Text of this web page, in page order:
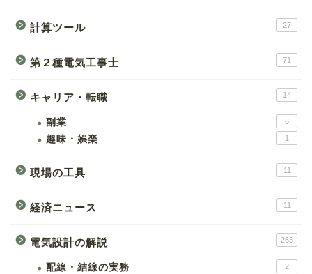
計算ツール 27
第２種電気工事士 71
キャリア・転職 14
副業 6
趣味・娯楽 1
現場の工具 11
経済ニュース 11
電気設計の解説 263
配線・結線の実務 2